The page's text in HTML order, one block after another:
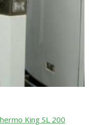
King SL 200